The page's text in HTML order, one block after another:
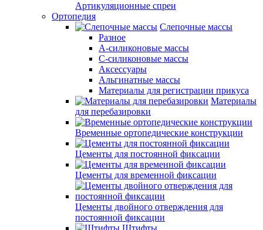
Артикуляционные спреи
Ортопедия
Слепочные массы
Разное
А-силиконовые массы
С-силиконовые массы
Аксессуары
Альгинатные массы
Материалы для регистрации прикуса
Материалы
для перебазировки
Временные ортопедические конструкции
Цементы для постоянной фиксации
Цементы для временной фиксации
Цементы двойного отверждения для
постоянной фиксации
Штифты